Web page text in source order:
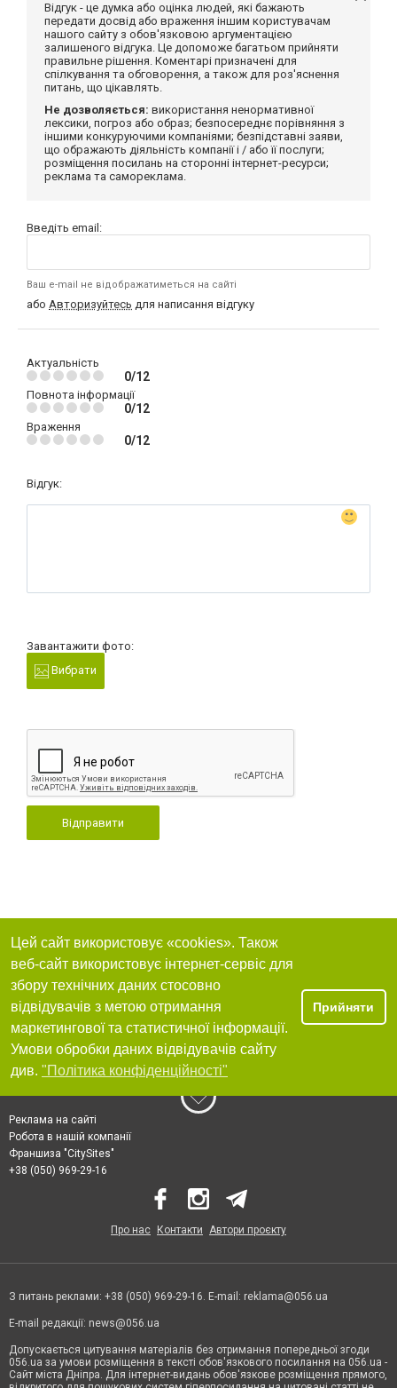
Відгук - це думка або оцінка людей, які бажають
передати досвід або враження іншим користувачам
нашого сайту з обов'язковою аргументацією
залишеного відгука. Це допоможе багатьом прийняти
правильне рішення. Коментарі призначені для
спілкування та обговорення, а також для роз'яснення
питань, що цікавлять.
Не дозволяється: використання ненормативної
лексики, погроз або образ; безпосереднє порівняння з
іншими конкуруючими компаніями; безпідставні заяви,
що ображають діяльність компанії і / або її послуги;
розміщення посилань на сторонні інтернет-ресурси;
реклама та самореклама.
Введіть email:
Ваш e-mail не відображатиметься на сайті
або Авторизуйтесь для написання відгуку
Актуальність
0/12
Повнота інформації
0/12
Враження
0/12
Відгук:
Завантажити фото:
Вибрати
Відправити
Цей сайт використовує «cookies». Також
веб-сайт використовує інтернет-сервіс для
збору технічних даних стосовно
відвідувачів з метою отримання
маркетингової та статистичної інформації.
Умови обробки даних відвідувачів сайту
див. "Політика конфіденційності"
Прийняти
Реклама на сайті
Робота в нашій компанії
Франшиза "CitySites"
+38 (050) 969-29-16
Про нас Контакти Автори проєкту
З питань реклами: +38 (050) 969-29-16. E-mail: reklama@056.ua
E-mail редакції: news@056.ua
Допускається цитування матеріалів без отримання попередньої згоди
056.ua за умови розміщення в тексті обов'язкового посилання на 056.ua -
Сайт міста Дніпра. Для інтернет-видань обов'язкове розміщення прямого,